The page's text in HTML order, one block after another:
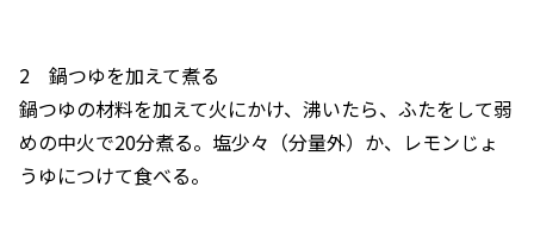
2 鍋つゆを加えて煮る
鍋つゆの材料を加えて火にかけ、沸いたら、ふたをして弱
めの中火で20分煮る。塩少々（分量外）か、レモンじょ
うゆにつけて食べる。